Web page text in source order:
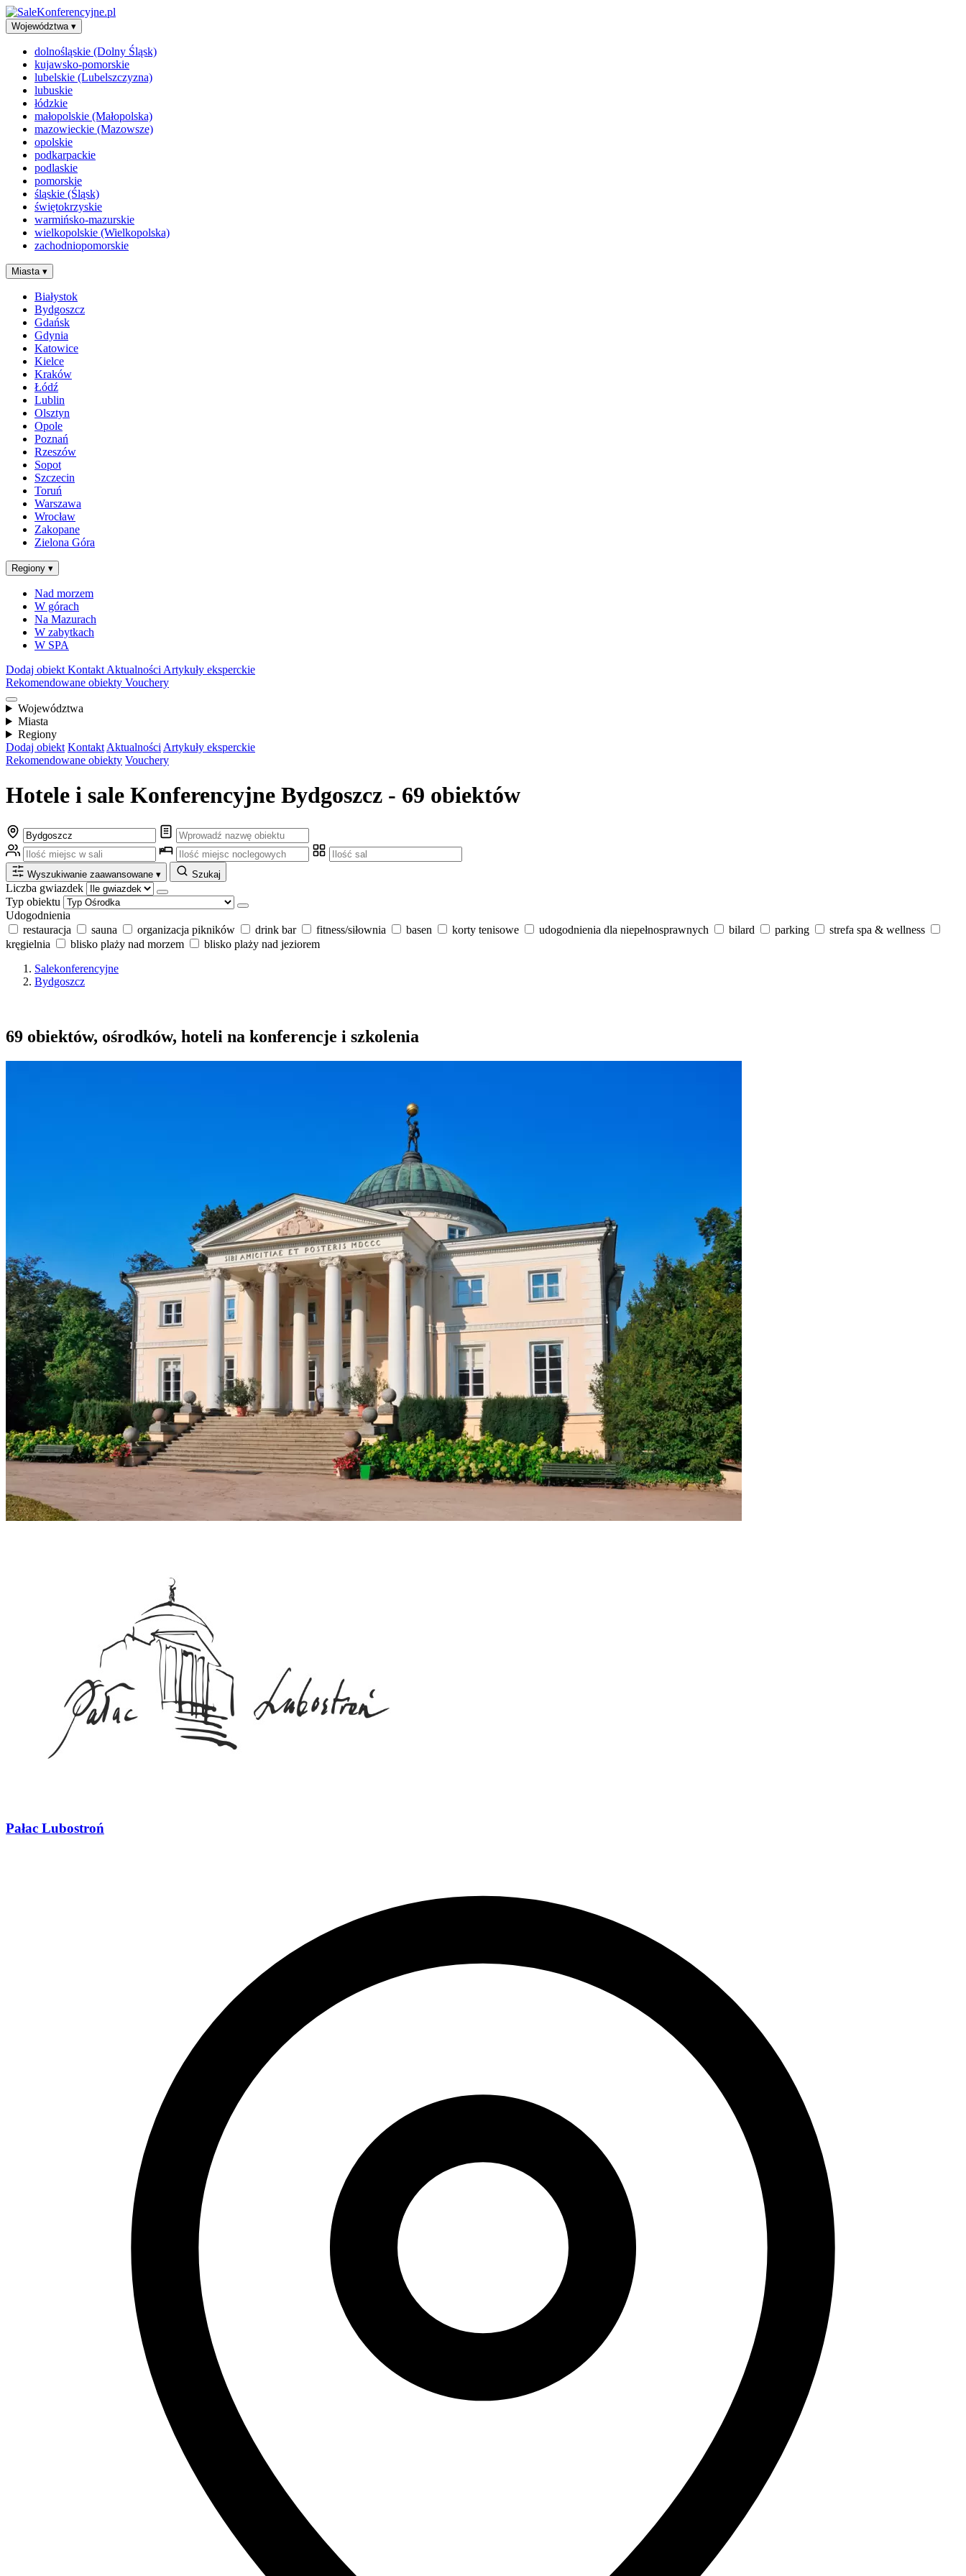
Województwa ▾
dolnośląskie (Dolny Śląsk)
kujawsko-pomorskie
lubelskie (Lubelszczyzna)
lubuskie
łódzkie
małopolskie (Małopolska)
mazowieckie (Mazowsze)
opolskie
podkarpackie
podlaskie
pomorskie
śląskie (Śląsk)
świętokrzyskie
warmińsko-mazurskie
wielkopolskie (Wielkopolska)
zachodniopomorskie
Miasta ▾
Białystok
Bydgoszcz
Gdańsk
Gdynia
Katowice
Kielce
Kraków
Łódź
Lublin
Olsztyn
Opole
Poznań
Rzeszów
Sopot
Szczecin
Toruń
Warszawa
Wrocław
Zakopane
Zielona Góra
Regiony ▾
Nad morzem
W górach
Na Mazurach
W zabytkach
W SPA
Dodaj obiekt Kontakt Aktualności Artykuły eksperckie
Rekomendowane obiekty Vouchery
Województwa
Miasta
Regiony
Dodaj obiekt Kontakt Aktualności Artykuły eksperckie
Rekomendowane obiekty Vouchery
Hotele i sale Konferencyjne Bydgoszcz - 69 obiektów
Wyszukiwanie zaawansowane ▾ Szukaj
Liczba gwiazdek
Typ obiektu
Udogodnienia
restauracja
sauna organizacja pikników drink bar fitness/siłownia basen korty tenisowe udogodnienia dla niepełnosprawnych bilard parking
strefa spa & wellness
kręgielnia
blisko plaży nad morzem
blisko plaży nad jeziorem
Salekonferencyjne
Bydgoszcz
69 obiektów, ośrodków, hoteli na konferencje i szkolenia
Pałac Lubostroń